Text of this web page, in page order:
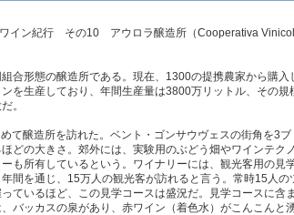
イン紀行 その10 アウロラ醸造所（Cooperativa
合形態の醸造所である。現在、1300の提携農家から購入
を生産しており、年間生産量は3800万リットル、その規
。
て醸造所を訪れた。ベント・ゴンサウヴェスの街角を3ブ
どの大きさ。郊外には、実験用のぶどう畑やワインテクノ
も所有しているという。ワイナリーには、観光客用の見
間を通じ、15万人の観光客が訪れると言う。常時15人の
ているほど、この見学コースは盛況だ。見学コースに含ま
バッカスの泉があり、赤ワイン（着色水）がこんこんと